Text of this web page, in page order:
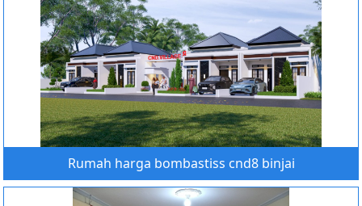
Rumah harga bombastiss cnd8 binjai